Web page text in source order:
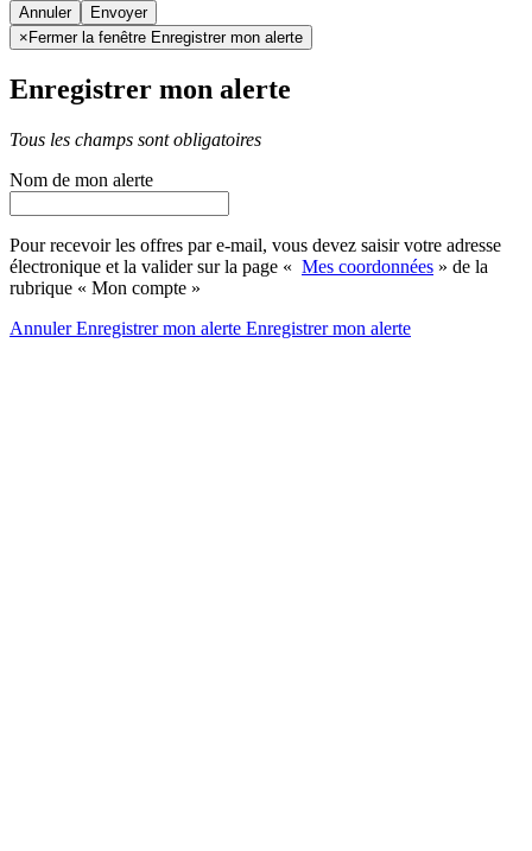
Annuler
× Fermer la fenêtre Enregistrer mon alerte
Enregistrer mon alerte
Tous les champs sont obligatoires
Nom de mon alerte
Pour recevoir les offres par e-mail, vous devez saisir votre adresse
électronique et la valider sur la page « Mes coordonnées » de la
rubrique « Mon compte »
AnnulerEnregistrer mon alerte Enregistrermon alerte